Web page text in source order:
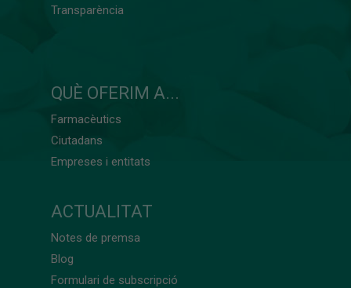
Transparència
QUÈ OFERIM A...
Farmacèutics
Ciutadans
Empreses i entitats
ACTUALITAT
Notes de premsa
Blog
Formulari de subscripció